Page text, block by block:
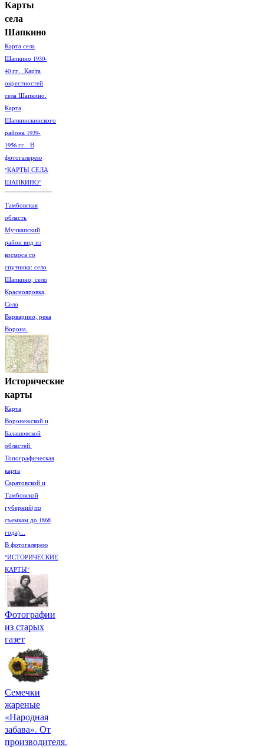
Карты
села
Шапкино
Карта села
Шапкино 1930-
40 гг. Карта
окрестностей
села Шапкино.
Карта
Шапкинскинского
района 1939-
1956 гг. В
фотогалерею
"КАРТЫ СЕЛА
ШАПКИНО"
Тамбовская
область
Мучкапский
район вид из
космоса со
спутника: село
Шапкино, село
Краснояровка,
Село
Варварино, река
Ворона.
Исторические
карты
Карта
Воронежской и
Балашовской
областей.
Топографическая
карта
Саратовской и
Тамбовской
губерний(по
съемкам до 1868
года)...
В фотогалерею
"ИСТОРИЧЕСКИЕ
КАРТЫ"
Фотографии
из старых
газет
Семечки
жареные
«Народная
забава». От
производителя.